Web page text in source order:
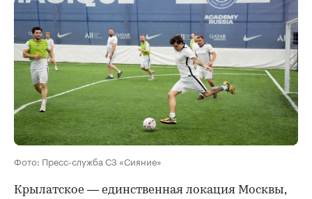
Фото: Пресс-служба СЗ «Сияние»
Крылатское — единственная локация Москвы,